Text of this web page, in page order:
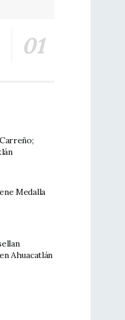
Medalla
Ahuacatlán